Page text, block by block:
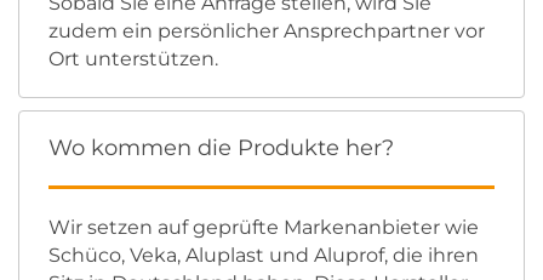
zudem ein persönlicher Ansprechpartner vor
Ort unterstützen.
Wo kommen die Produkte her?
Wir setzen auf geprüfte Markenanbieter wie
Schüco, Veka, Aluplast und Aluprof, die ihren